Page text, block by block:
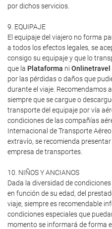
por dichos servicios.
9. EQUIPAJE
El equipaje del viajero no forma
a todos los efectos legales, se
consigo su equipaje y que lo
que la Plataforma ni Onlinetravel
por las pérdidas o daños que
durante el viaje. Recomendamos
siempre que se cargue o
transporte del equipaje por vía
condiciones de las compañías
Internacional de Transporte
extravío, se recomienda
empresa de transportes.
10. NIÑOS Y ANCIANOS
Dada la diversidad de
en función de su edad, del
viaje, siempre es recomendable
condiciones especiales que
momento se informará de forma